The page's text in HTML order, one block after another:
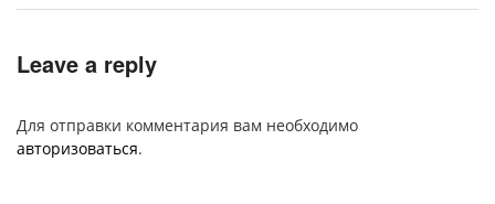
Leave a reply
Для отправки комментария вам необходимо
авторизоваться.